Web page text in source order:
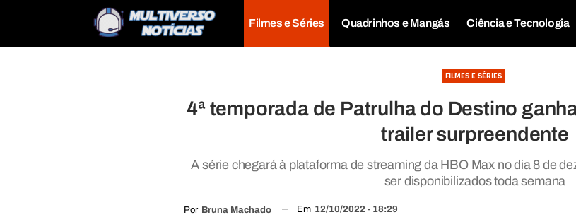
Filmes e Séries Quadrinhos e Mangás Ciência e Tecnologia
FILMES E SÉRIES
4ª temporada de Patrulha do Destino
trailer surpreendente
A série chegará à plataforma de streaming da HBO Max no dia 8 de
ser disponibilizados toda semana
Por Bruna Machado Em 12/10/2022 - 18:29